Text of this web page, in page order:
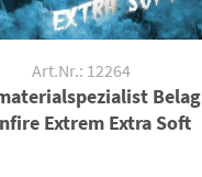
Art.Nr.: 12264
Belag
Extrem Extra Soft